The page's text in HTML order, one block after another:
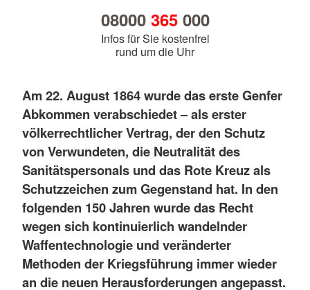
08000 365000
Infos für Sie kostenfrei
rund um die Uhr
Am 22. August 1864 wurde das erste Genfer
Abkommen verabschiedet – als erster
völkerrechtlicher Vertrag, der den Schutz
von Verwundeten, die Neutralität des
Sanitätspersonals und das Rote Kreuz als
Schutzzeichen zum Gegenstand hat. In den
folgenden 150 Jahren wurde das Recht
wegen sich kontinuierlich wandelnder
Waffentechnologie und veränderter
Methoden der Kriegsführung immer wieder
an die neuen Herausforderungen angepasst.